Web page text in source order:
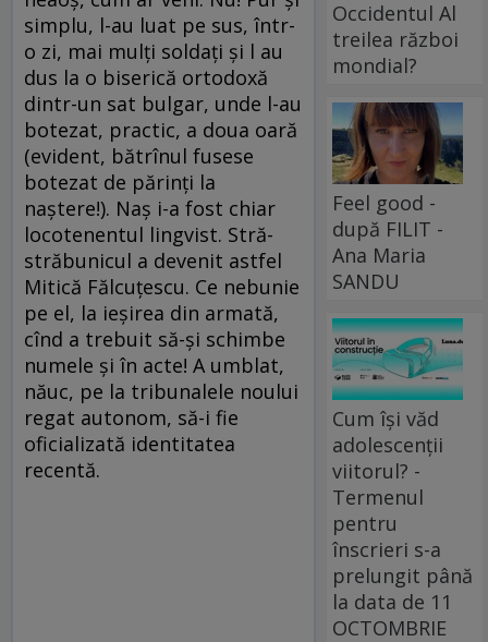
simplu, l-au luat pe sus, într-
o zi, mai mulți soldați și l au
dus la o biserică ortodoxă
dintr-un sat bulgar, unde l-au
botezat, practic, a doua oară
(evident, bătrînul fusese
botezat de părinți la
naștere!). Naș i-a fost chiar
locotenentul lingvist. Stră-
străbunicul a devenit astfel
Mitică Fălcuțescu. Ce nebunie
pe el, la ieșirea din armată,
cînd a trebuit să-și schimbe
numele și în acte! A umblat,
năuc, pe la tribunalele noului
regat autonom, să-i fie
oficializată identitatea
recentă.
Occidentul Al
treilea război
mondial?
Feel good -
după FILIT -
Ana Maria
SANDU
Cum își văd
adolescenții
viitorul? -
Termenul
pentru
înscrieri s-a
prelungit până
la data de 11
OCTOMBRIE